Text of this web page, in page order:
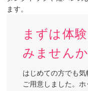
ます。
まずは体
みませんか
はじめての方でも
ご用意しました。